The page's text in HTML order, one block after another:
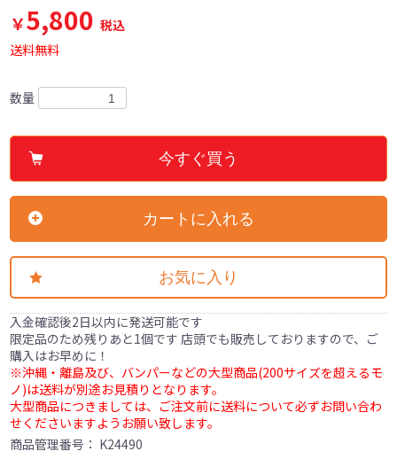
￥5,800 税込
送料無料
数量
今すぐ買う
カートに入れる
お気に入り
入金確認後2日以内に発送可能です
限定品のため残りあと1個です 店頭でも販売しておりますので、ご
購入はお早めに！
※沖縄・離島及び、バンパーなどの大型商品(200サイズを超えるモ
ノ)は送料が別途お見積りとなります。
大型商品につきましては、ご注文前に送料について必ずお問い合わ
せくださいますようお願い致します。
商品管理番号： K24490